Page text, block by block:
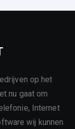
op het
nu gaat om
Internet
wij kunnen